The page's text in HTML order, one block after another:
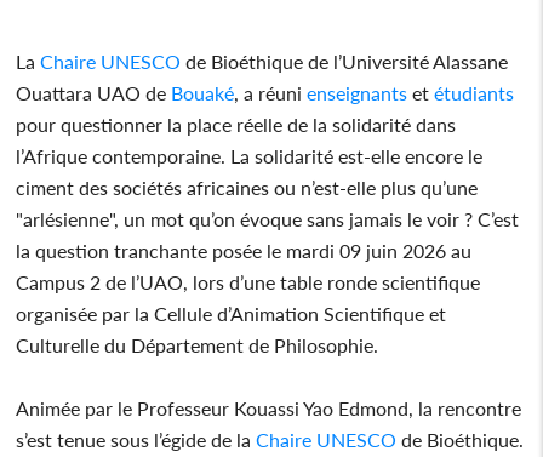
La Chaire UNESCO de Bioéthique de l’Université Alassane
Ouattara UAO de Bouaké, a réuni enseignants et étudiants
pour questionner la place réelle de la solidarité dans
l’Afrique contemporaine. La solidarité est-elle encore le
ciment des sociétés africaines ou n’est-elle plus qu’une
"arlésienne", un mot qu’on évoque sans jamais le voir ? C’est
la question tranchante posée le mardi 09 juin 2026 au
Campus 2 de l’UAO, lors d’une table ronde scientifique
organisée par la Cellule d’Animation Scientifique et
Culturelle du Département de Philosophie.
Animée par le Professeur Kouassi Yao Edmond, la rencontre
s’est tenue sous l’égide de la Chaire UNESCO de Bioéthique.